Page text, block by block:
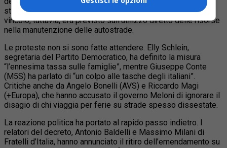
stato aggiornato ogni due anni in base all’inflazione. Nessun
vincolo, tuttavia, era previsto sull’utilizzo diretto delle risorse
nella manutenzione delle autostrade.
Le proteste non si sono fatte attendere. Elly Schlein,
segretaria del Partito Democratico, ha definito la misura
“l’ennesima tassa sulle famiglie”, mentre Giuseppe Conte
(M5S) ha parlato di “un colpo alle tasche degli italiani”.
Critiche anche da Angelo Bonelli (AVS) e Riccardo Magi
(+Europa), che hanno accusato il governo Meloni di ignorare il
disagio di chi viaggia per ferie su strade spesso dissestate.
La reazione politica ha portato al rapido passo indietro. I
relatori del decreto, Antonio Baldelli e Massimo Milani di
Fratelli d’Italia, hanno annunciato il ritiro dell’emendamento su